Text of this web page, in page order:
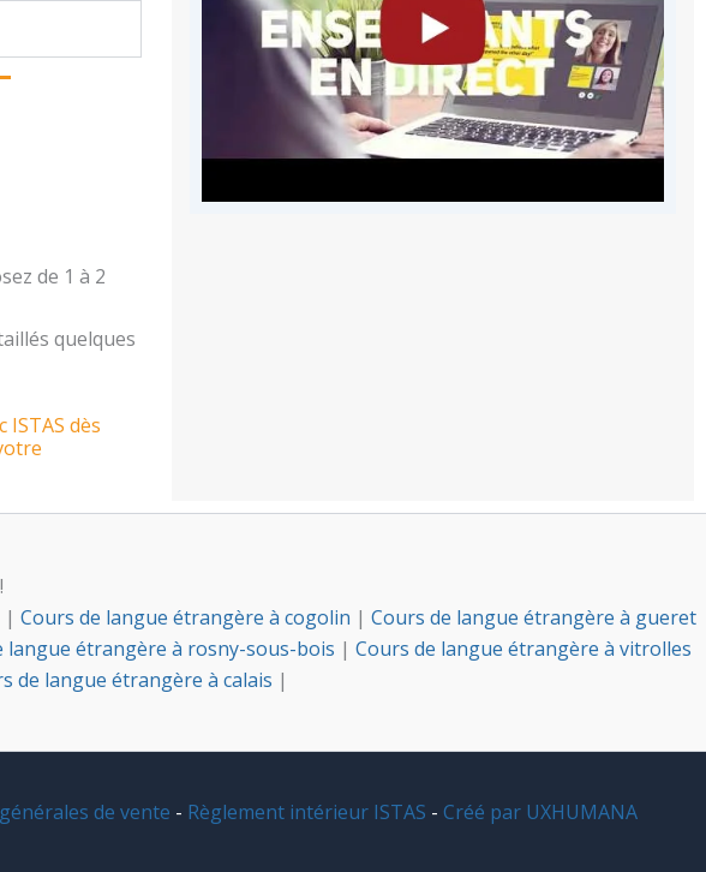
de 1 à 2
quelques
dès
| Cours de langue étrangère à cogolin | Cours de langue étrangère à gueret
langue étrangère à rosny-sous-bois | Cours de langue étrangère à vitrolles
de langue étrangère à calais |
de vente - Règlement intérieur ISTAS - Créé par UXHUMANA